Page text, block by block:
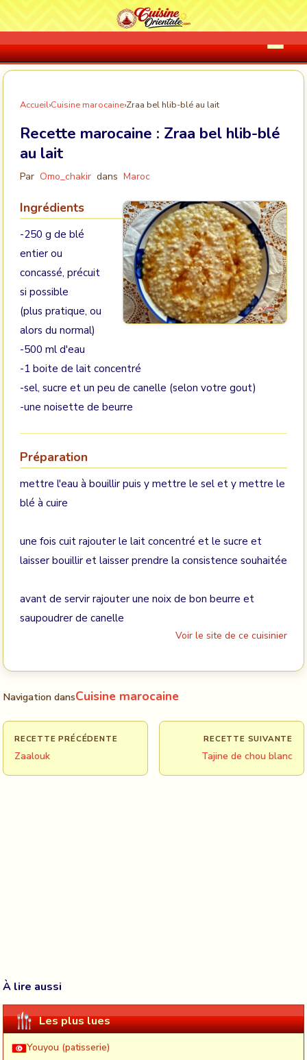
Accueil›Cuisine marocaine›Zraa bel hlib-blé au lait
Recette marocaine : Zraa bel hlib-blé
au lait
Par Omo_chakir dans Maroc
Ingrédients
-250 g de blé
entier ou
concassé, précuit
si possible
(plus pratique, ou
alors du normal)
-500 ml d'eau
-1 boite de lait concentré
-sel, sucre et un peu de canelle (selon votre gout)
-une noisette de beurre
Préparation
mettre l'eau à bouillir puis y mettre le sel et y mettre le
blé à cuire
une fois cuit rajouter le lait concentré et le sucre et
laisser bouillir et laisser prendre la consistence souhaitée
avant de servir rajouter une noix de bon beurre et
saupoudrer de canelle
Voir le site de ce cuisinier
Navigation dansCuisine marocaine
RECETTE PRÉCÉDENTE
Zaalouk
RECETTE SUIVANTE
Tajine de chou blanc
À lire aussi
Les plus lues
Youyou (patisserie)